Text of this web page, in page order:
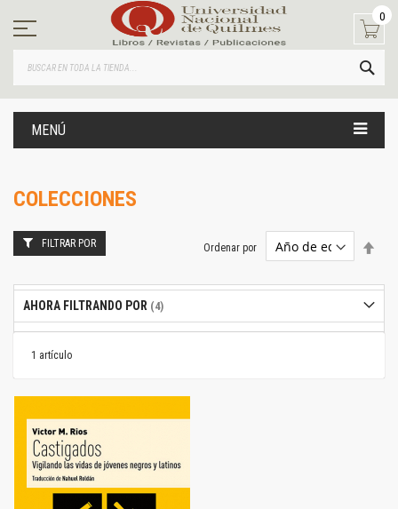
contenido
0
MENÚ
COLECCIONES
1 artículo
Ordenar por
FILTRAR POR
AHORA FILTRANDO POR